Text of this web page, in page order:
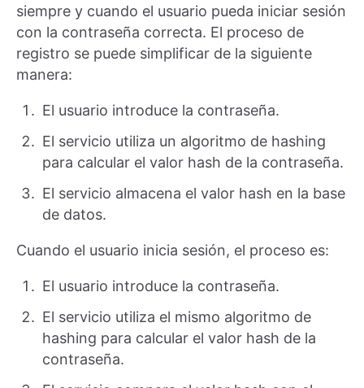
siempre y cuando el usuario pueda iniciar sesión
con la contraseña correcta. El proceso de
registro se puede simplificar de la siguiente
manera:
El usuario introduce la contraseña.
El servicio utiliza un algoritmo de hashing
para calcular el valor hash de la contraseña.
El servicio almacena el valor hash en la base
de datos.
Cuando el usuario inicia sesión, el proceso es:
El usuario introduce la contraseña.
El servicio utiliza el mismo algoritmo de
hashing para calcular el valor hash de la
contraseña.